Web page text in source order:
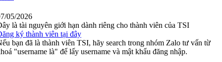
05/2026
là tài nguyên giới hạn dành riêng cho thành viên của TSI
ký thành viên tại đây
bạn đã là thành viên TSI, hãy search trong nhóm Zalo tư vấn từ
"username là" để lấy username và mật khẩu đăng nhập.